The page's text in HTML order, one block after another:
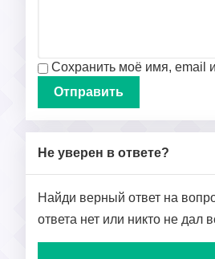
Сохранить моё имя, email
Не уверен в ответе?
Найди верный ответ на
ответа нет или никто не дал